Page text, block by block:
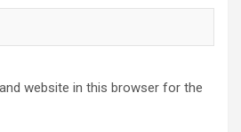
website in this browser for the